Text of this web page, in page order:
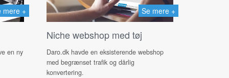
mere +
en ny
Se mere +
Niche webshop med tøj
Daro.dk havde en eksisterende webshop
med begrænset trafik og dårlig
konvertering.